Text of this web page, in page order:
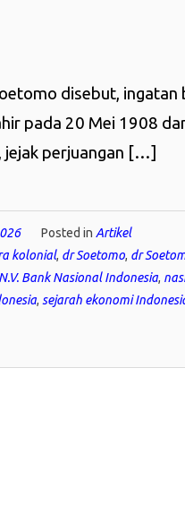
disebut,
pada 20 Mei 1908
jejak perjuangan […]
Posted in Artikel
kolonial, dr Soetomo, dr
N.V. Bank Nasional Indonesia,
, sejarah ekonomi